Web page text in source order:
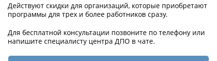
Действуют скидки для организаций, которые приобретают
программы для трех и более работников сразу.
Для бесплатной консультации позвоните по телефону или
напишите специалисту центра ДПО в чате.